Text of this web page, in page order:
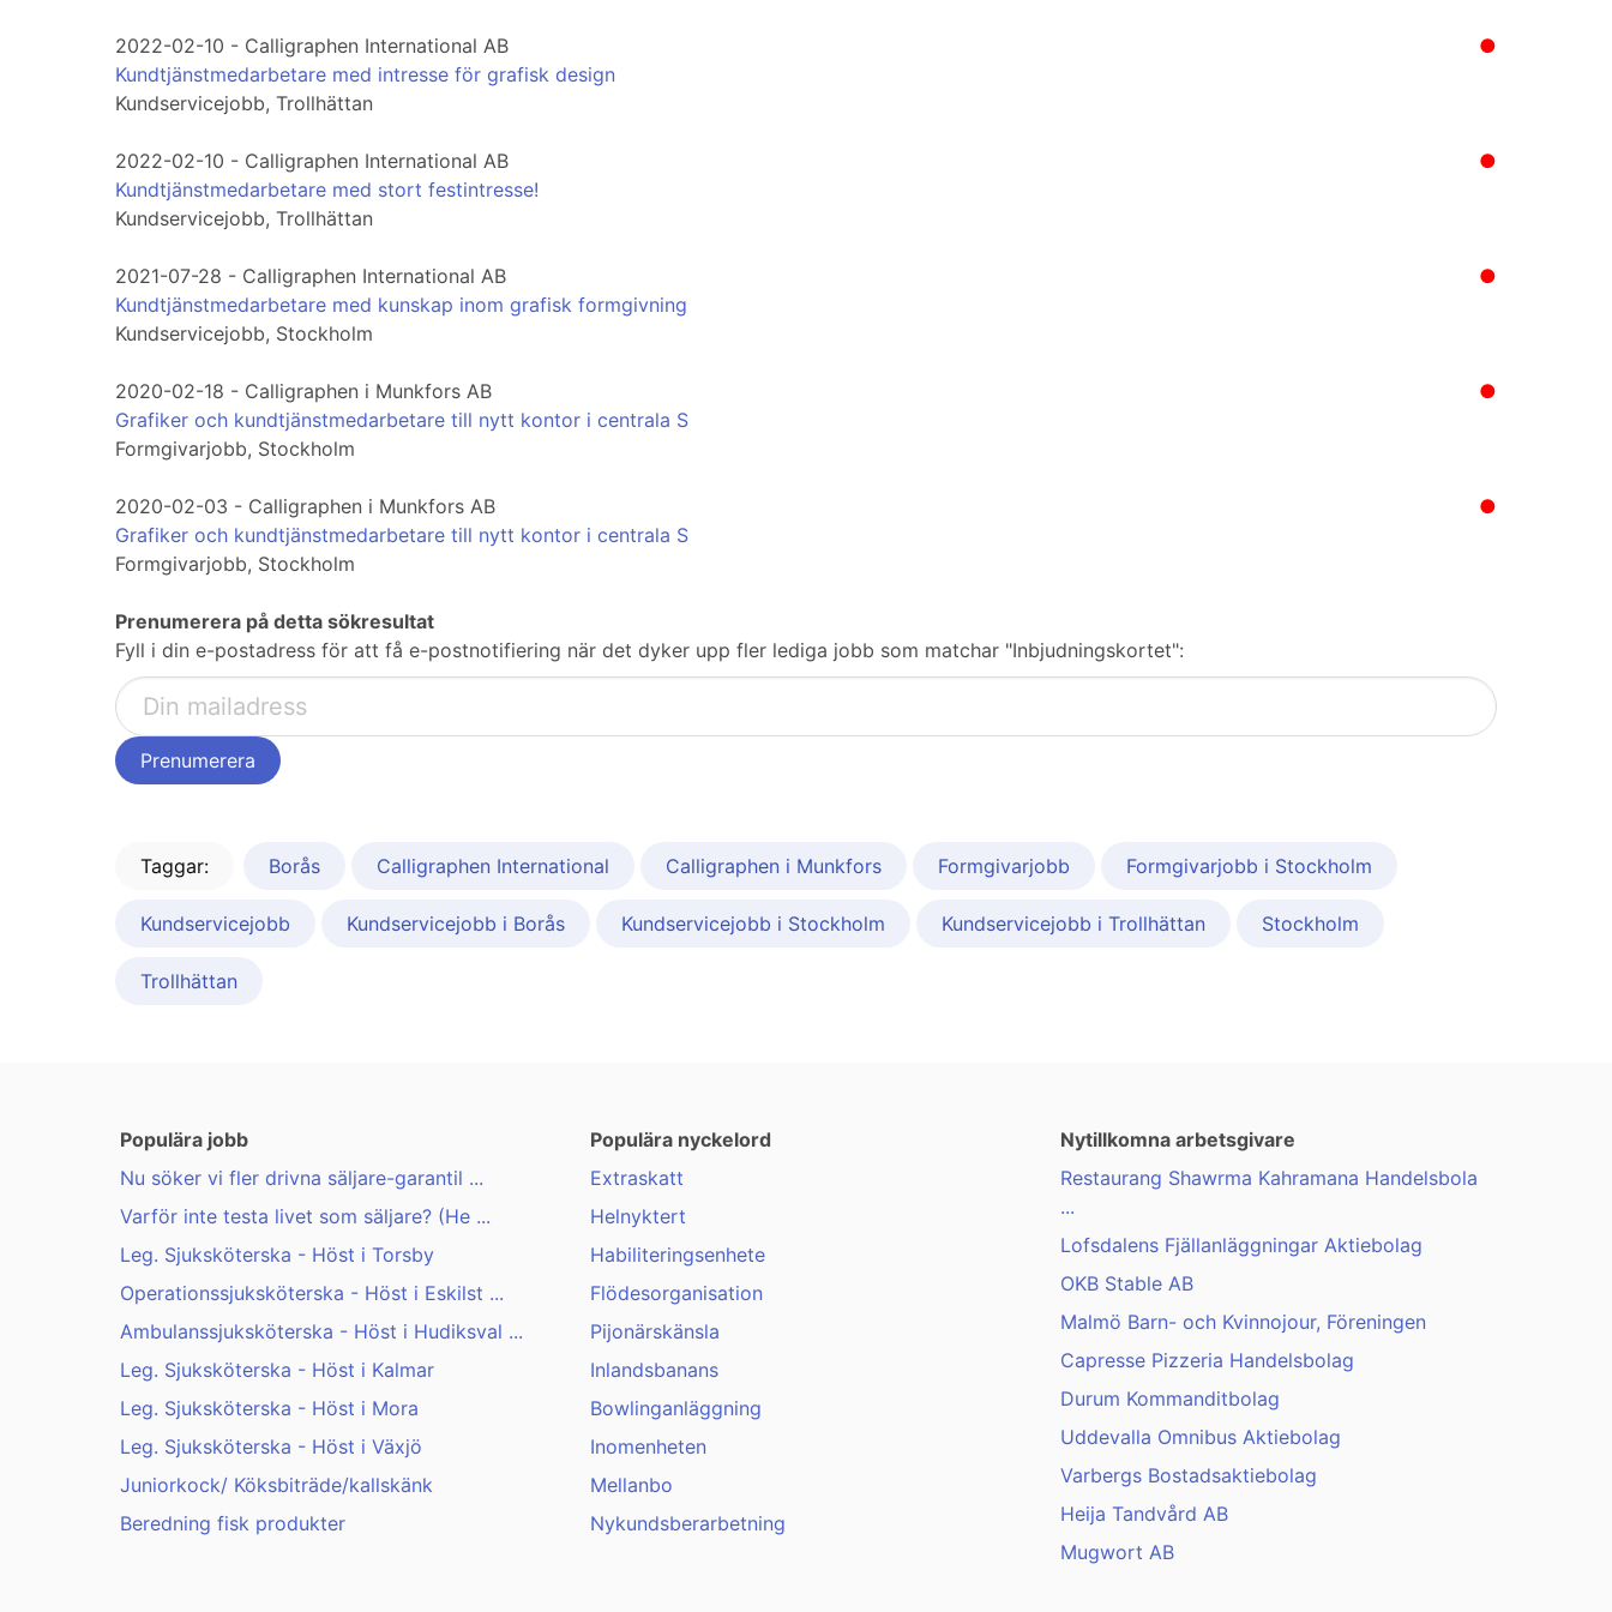
●
2022-02-10 - Calligraphen International AB
Kundtjänstmedarbetare med intresse för grafisk design
Kundservicejobb, Trollhättan
●
2022-02-10 - Calligraphen International AB
Kundtjänstmedarbetare med stort festintresse!
Kundservicejobb, Trollhättan
●
2021-07-28 - Calligraphen International AB
Kundtjänstmedarbetare med kunskap inom grafisk formgivning
Kundservicejobb, Stockholm
●
2020-02-18 - Calligraphen i Munkfors AB
Grafiker och kundtjänstmedarbetare till nytt kontor i centrala S
Formgivarjobb, Stockholm
●
2020-02-03 - Calligraphen i Munkfors AB
Grafiker och kundtjänstmedarbetare till nytt kontor i centrala S
Formgivarjobb, Stockholm
Prenumerera på detta sökresultat
Fyll i din e-postadress för att få e-postnotifiering när det dyker upp fler lediga jobb som matchar "Inbjudningskortet":
Taggar: Borås Calligraphen International Calligraphen i Munkfors Formgivarjobb Formgivarjobb i Stockholm
Kundservicejobb Kundservicejobb i Borås Kundservicejobb i Stockholm Kundservicejobb i Trollhättan Stockholm
Trollhättan
Populära jobb
Nu söker vi fler drivna säljare-garantil ...
Varför inte testa livet som säljare? (He ...
Leg. Sjuksköterska - Höst i Torsby
Operationssjuksköterska - Höst i Eskilst ...
Ambulanssjuksköterska - Höst i Hudiksval ...
Leg. Sjuksköterska - Höst i Kalmar
Leg. Sjuksköterska - Höst i Mora
Leg. Sjuksköterska - Höst i Växjö
Juniorkock/ Köksbiträde/kallskänk
Beredning fisk produkter
Populära nyckelord
Extraskatt
Helnyktert
Habiliteringsenhete
Flödesorganisation
Pijonärskänsla
Inlandsbanans
Bowlinganläggning
Inomenheten
Mellanbo
Nykundsberarbetning
Nytillkomna arbetsgivare
Restaurang Shawrma Kahramana Handelsbola
...
Lofsdalens Fjällanläggningar Aktiebolag
OKB Stable AB
Malmö Barn- och Kvinnojour, Föreningen
Capresse Pizzeria Handelsbolag
Durum Kommanditbolag
Uddevalla Omnibus Aktiebolag
Varbergs Bostadsaktiebolag
Heija Tandvård AB
Mugwort AB